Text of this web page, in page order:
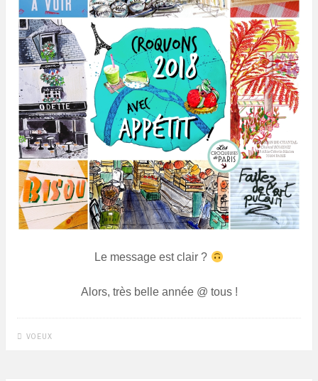
Le message est clair ?
Alors, très belle année @ tous !
VOEUX